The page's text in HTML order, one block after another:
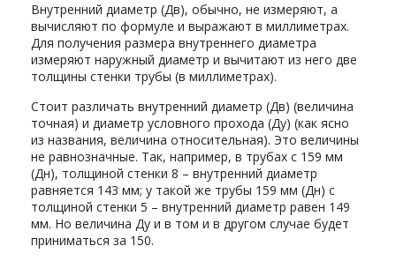
Внутренний диаметр (Дв), обычно, не измеряют, а
вычисляют по формуле и выражают в миллиметрах.
Для получения размера внутреннего диаметра
измеряют наружный диаметр и вычитают из него две
толщины стенки трубы (в миллиметрах).
Стоит различать внутренний диаметр (Дв) (величина
точная) и диаметр условного прохода (Ду) (как ясно
из названия, величина относительная). Это величины
не равнозначные. Так, например, в трубах с 159 мм
(Дн), толщиной стенки 8 – внутренний диаметр
равняется 143 мм; у такой же трубы 159 мм (Дн) с
толщиной стенки 5 – внутренний диаметр равен 149
мм. Но величина Ду и в том и в другом случае будет
приниматься за 150.